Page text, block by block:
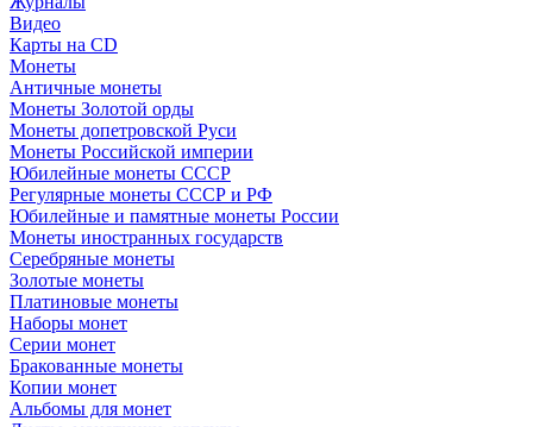
Видео
Карты на CD
Монеты
Античные монеты
Монеты Золотой орды
Монеты допетровской Руси
Монеты Российской империи
Юбилейные монеты СССР
Регулярные монеты СССР и РФ
Юбилейные и памятные монеты России
Монеты иностранных государств
Серебряные монеты
Золотые монеты
Платиновые монеты
Наборы монет
Серии монет
Бракованные монеты
Копии монет
Альбомы для монет